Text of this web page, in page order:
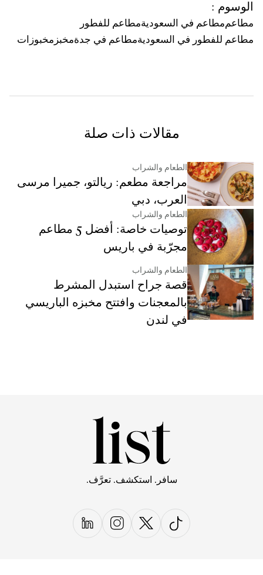
الوسوم :
مطاعممطاعم في السعوديةمطاعم للفطور
مطاعم للفطور في السعوديةمطاعم في جدةمخبز مخبوزات
مقالات ذات صلة
الطعام والشراب
مراجعة مطعم: ريالتو، جميرا مرسى
العرب، دبي
الطعام والشراب
توصيات خاصة: أفضل 5 مطاعم
مجرّبة في باريس
الطعام والشراب
قصة جراح استبدل المشرط
بالمعجنات وافتتح مخبزه الباريسي
في لندن
سافر. استكشف. تعرَّف.